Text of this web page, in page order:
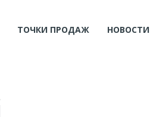
ТОЧКИ ПРОДАЖ НОВОСТИ